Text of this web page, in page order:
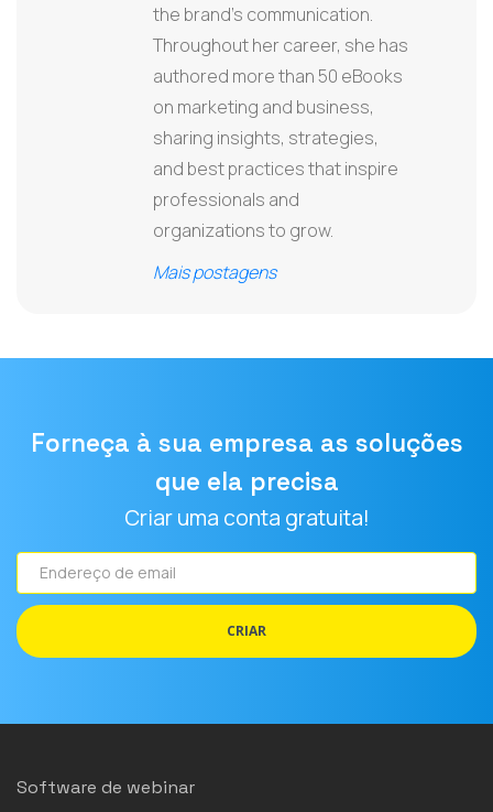
the brand’s communication.
Throughout her career, she has
authored more than 50 eBooks
on marketing and business,
sharing insights, strategies,
and best practices that inspire
professionals and
organizations to grow.
Mais postagens
Forneça à sua empresa as soluções
que ela precisa
Criar uma conta gratuita!
Endereço
de
email
CRIAR
Software de webinar